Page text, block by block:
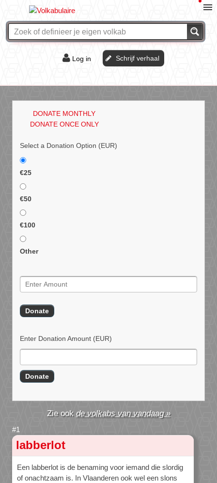
Log in Schrijf verhaal
DONATE MONTHLY
DONATE ONCE ONLY
Select a Donation Option (EUR)
€25
€50
€100
Other
Enter Donation Amount (EUR)
de volkabs van vandaag »
labberlot
Een labberlot is de benaming voor iemand die slordig
of onachtzaam is. In Vlaanderen ook wel een slons